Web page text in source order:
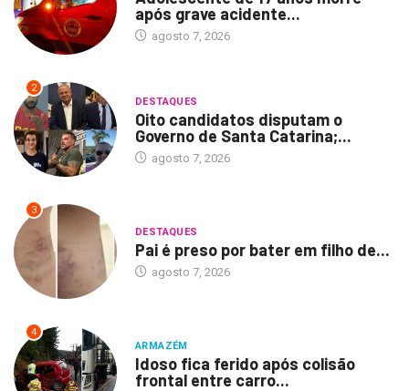
após grave acidente...
agosto 7, 2026
2
DESTAQUES
Oito candidatos disputam o
Governo de Santa Catarina;...
agosto 7, 2026
3
DESTAQUES
Pai é preso por bater em filho de...
agosto 7, 2026
4
ARMAZÉM
Idoso fica ferido após colisão
frontal entre carro...